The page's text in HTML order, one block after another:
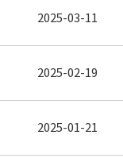
2025-03-11
2025-02-19
2025-01-21